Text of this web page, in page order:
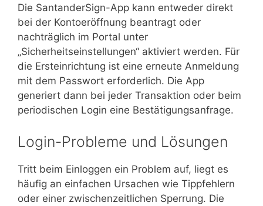
Die SantanderSign-App kann entweder direkt
bei der Kontoeröffnung beantragt oder
nachträglich im Portal unter
„Sicherheitseinstellungen“ aktiviert werden. Für
die Ersteinrichtung ist eine erneute Anmeldung
mit dem Passwort erforderlich. Die App
generiert dann bei jeder Transaktion oder beim
periodischen Login eine Bestätigungsanfrage.
Login-Probleme und Lösungen
Tritt beim Einloggen ein Problem auf, liegt es
häufig an einfachen Ursachen wie Tippfehlern
oder einer zwischenzeitlichen Sperrung. Die